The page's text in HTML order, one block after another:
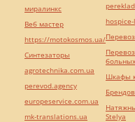
миралинкс
Веб мастер
https://motokosmos.ua/
Синтезаторы
agrotechnika.com.ua
perevod.agency
europeservice.com.ua
mk-translations.ua
Шкафы
Stelya